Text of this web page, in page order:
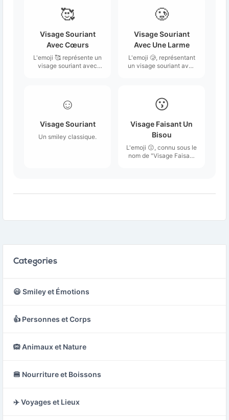
animé, pour les yeux.
🥰
Visage Souriant
Avec Cœurs
L'emoji 🥰 représente un
visage souriant avec
🥲
Visage Souriant
Avec Une Larme
L'emoji 🥲, représentant
un visage souriant avec
☺️
Visage Souriant
Un smiley classique.
😗
Visage Faisant Un
Bisou
L'emoji 😗, connu sous le
nom de "Visage Faisant
Categories
😃 Smiley et Émotions
👍 Personnes et Corps
🙉 Animaux et Nature
🍔 Nourriture et Boissons
✈️ Voyages et Lieux